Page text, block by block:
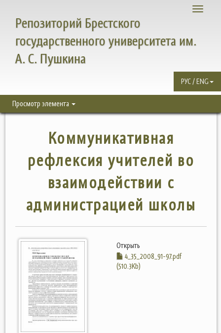
Toggle
Репозиторий Брестского
государственного университета им.
А. С. Пушкина
РУС / ENG
Просмотр элемента
Коммуникативная
рефлексия учителей во
взаимодействии с
администрацией школы
Открыть
4_35_2008_91-97.pdf
(510.3Kb)